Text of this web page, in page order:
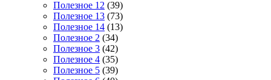
Полезное 12 (39)
Полезное 13 (73)
Полезное 14 (13)
Полезное 2 (34)
Полезное 3 (42)
Полезное 4 (35)
Полезное 5 (39)